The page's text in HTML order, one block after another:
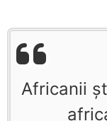
Africanii